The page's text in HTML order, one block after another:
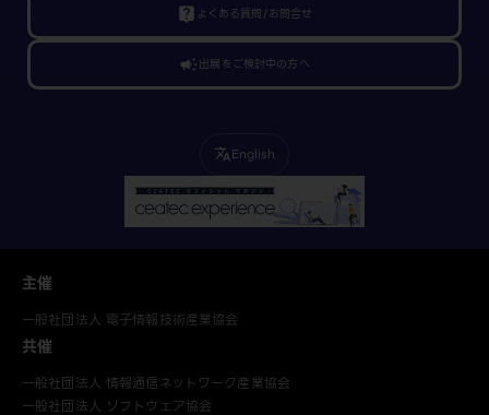
live_help よくある質問/お問合せ
campaign出展をご検討中の方へ
translateEnglish
主催
一般社団法人 電子情報技術産業協会
共催
一般社団法人 情報通信ネットワーク産業協会
一般社団法人 ソフトウェア協会